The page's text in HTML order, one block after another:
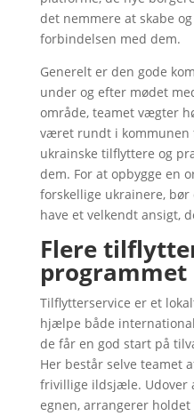
det nemmere at skabe
forbindelsen med dem.
Generelt er den gode
under og efter mødet
område, teamet vægter
været rundt i kommunen
ukrainske tilflyttere og
dem. For at opbygge en
forskellige ukrainere,
have et velkendt ansigt,
Flere
programmet
Tilflytterservice er et
hjælpe både
de får en god start på
Her består selve teamet
frivillige ildsjæle. Udover
egnen, arrangerer